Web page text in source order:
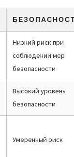
Низкий риск при
соблюдении мер
безопасности
Высокий уровень
безопасности
Умеренный риск